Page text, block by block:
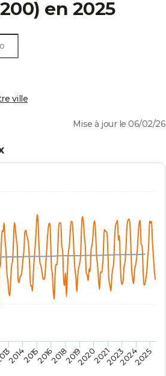
en 2025
ville
Mise à jour le 06/02/26
2014201520162018201920202021202320242025